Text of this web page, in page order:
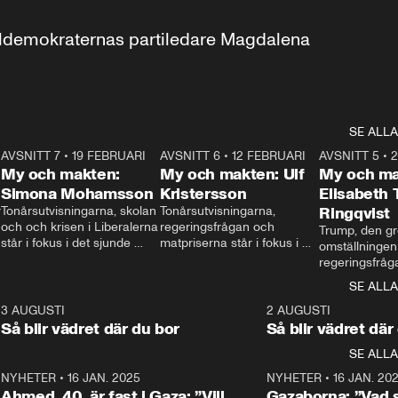
partiledare Magdalena
SE ALLA
24:30
AVSNITT 7• 19 FEBRUARI
My och makten:
Simona Mohamsson
Tonårsutvisningarna, skolan
och och krisen i Liberalerna
står i fokus i det sjunde
kommentator My
Rohwedder ställer
utbildnings- och
Mohamsson till svars.
27:30
AVSNITT 6 •12 FEBRUARI
My och makten: Ulf
Kristersson
Tonårsutvisningarna,
regeringsfrågan och
matpriserna står i fokus i
Rohwedder ställer
statsminister Ulf Kristersson
AVSNITT 5 •
My och
Elisabeth
Ringqvist
Trump, den
centrum i
avsnittet av
Makten”. Se
Aftonbladets
Rohwedder
Thand Ring
SE ALLA
3 AUGUSTI
Så blir vädret där du bor
2 AUGUSTI
Så blir vädret där
SE ALLA
NYHETER• 16 JAN. 2025 NYHETER• 16 JAN.